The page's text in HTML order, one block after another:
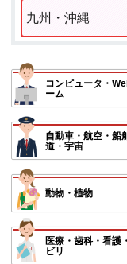
九州・沖縄
コンピュータ・
ーム
自動車・航空・船
道・宇宙
動物・植物
医療・歯科・看護
ビリ